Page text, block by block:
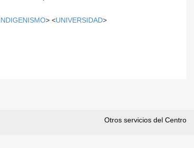
INDIGENISMO> <UNIVERSIDAD>
Otros servicios del Centro